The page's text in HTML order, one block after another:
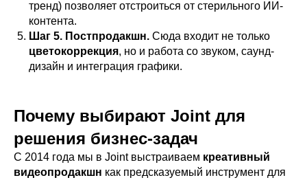
тренд) позволяет отстроиться от стерильного ИИ-
контента.
Шаг 5. Постпродакшн. Сюда входит не только
цветокоррекция, но и работа со звуком, саунд-
дизайн и интеграция графики.
Почему выбирают Joint для
решения бизнес-задач
С 2014 года мы в Joint выстраиваем креативный
видеопродакшн как предсказуемый инструмент для